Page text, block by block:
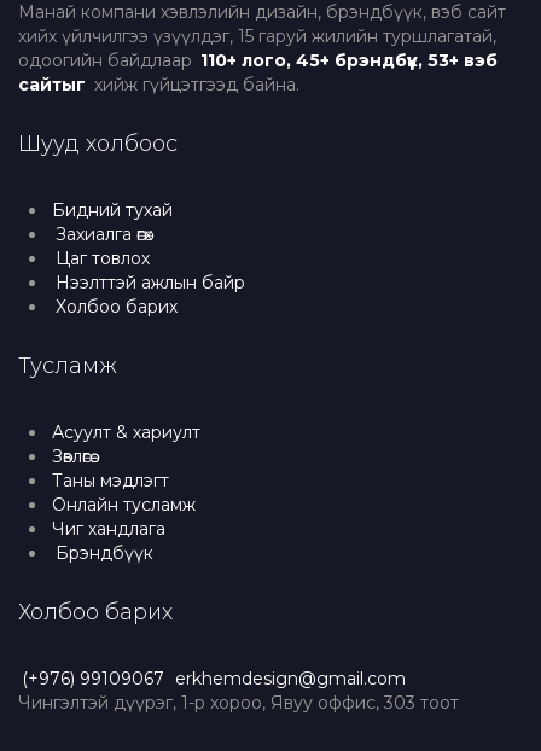
Манай компани хэвлэлийн дизайн, брэндбүүк, вэб сайт
хийх үйлчилгээ үзүүлдэг, 15 гаруй жилийн туршлагатай,
одоогийн байдлаар 110+ лого, 45+ брэндбүүк, 53+ вэб
сайтыг хийж гүйцэтгээд байна.
Шууд холбоос
Бидний тухай
Захиалга өгөх
Цаг товлох
Нээлттэй ажлын байр
Холбоо барих
Тусламж
Асуулт & хариулт
Зөвлөгөө
Таны мэдлэгт
Онлайн тусламж
Чиг хандлага
Брэндбүүк
Холбоо барих
(+976) 99109067
erkhemdesign@gmail.com
Чингэлтэй дүүрэг, 1-р хороо, Явуу оффис, 303 тоот